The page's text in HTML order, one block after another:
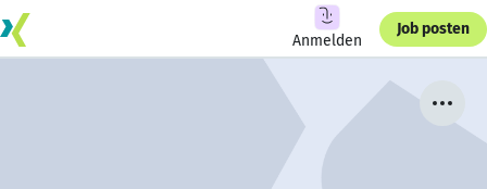
Anmelden
Job posten